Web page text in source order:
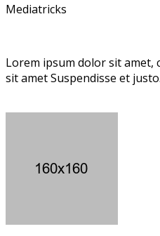
Mediatricks
Lorem ipsum dolor sit amet,
sit amet Suspendisse et justo.